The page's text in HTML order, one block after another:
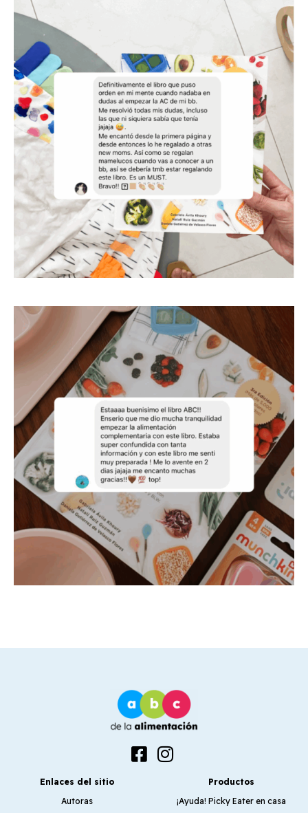
Enlaces del sitio
Autoras
Productos
¡Ayuda! Picky Eater en casa